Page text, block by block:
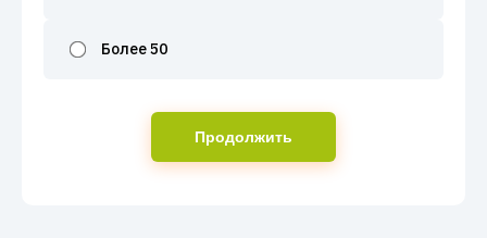
Более 50
Продолжить